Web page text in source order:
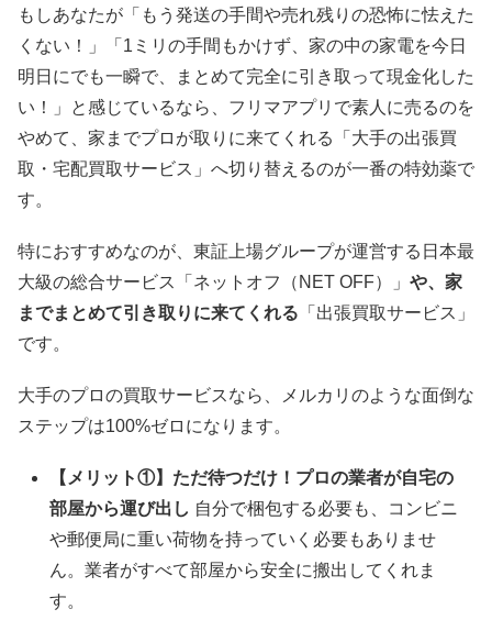
もしあなたが「もう発送の手間や売れ残りの恐怖に怯えた
くない！」「1ミリの手間もかけず、家の中の家電を今日
明日にでも一瞬で、まとめて完全に引き取って現金化した
い！」と感じているなら、フリマアプリで素人に売るのを
やめて、家までプロが取りに来てくれる「大手の出張買
取・宅配買取サービス」へ切り替えるのが一番の特効薬で
す。
特におすすめなのが、東証上場グループが運営する日本最
大級の総合サービス「ネットオフ（NET OFF）」 や、家
までまとめて引き取りに来てくれる 「出張買取サービス」
です。
大手のプロの買取サービスなら、メルカリのような面倒な
ステップは100%ゼロになります。
【メリット①】ただ待つだけ！プロの業者が自宅の
部屋から運び出し 自分で梱包する必要も、コンビニ
や郵便局に重い荷物を持っていく必要もありませ
ん。業者がすべて部屋から安全に搬出してくれま
す。